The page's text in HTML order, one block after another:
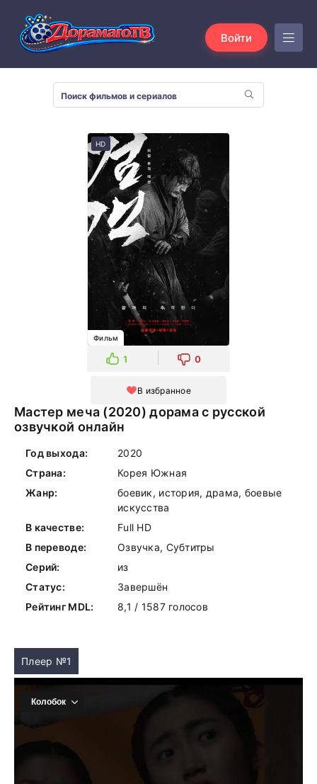
Войти
HD
Фильм
1 0
В избранное
Мастер меча (2020) дорама с русской
озвучкой онлайн
Год выхода:
2020
Страна:
Корея Южная
Жанр:
боевик, история, драма, боевые
искусства
В качестве:
Full HD
В переводе:
Озвучка, Субтитры
Серий:
из
Статус:
Завершён
Рейтинг MDL:
8,1 / 1587 голосов
Плеер №1